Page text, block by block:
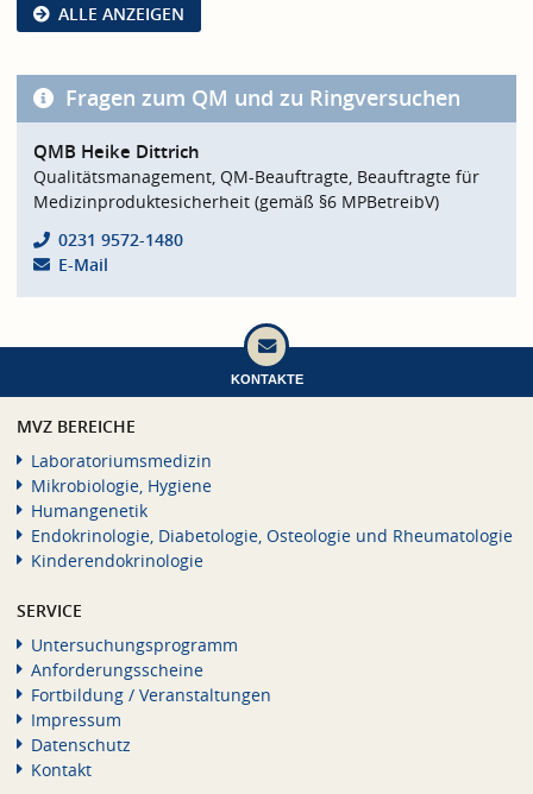
ALLE ANZEIGEN
Fragen zum QM und zu Ringversuchen
QMB Heike Dittrich
Qualitätsmanagement, QM-Beauftragte, Beauftragte für
Medizinproduktesicherheit (gemäß §6 MPBetreibV)
0231 9572-1480
E-Mail
KONTAKTE
MVZ BEREICHE
Laboratoriumsmedizin
Mikrobiologie, Hygiene
Humangenetik
Endokrinologie, Diabetologie, Osteologie und Rheumatologie
Kinderendokrinologie
SERVICE
Untersuchungsprogramm
Anforderungsscheine
Fortbildung / Veranstaltungen
Impressum
Datenschutz
Kontakt